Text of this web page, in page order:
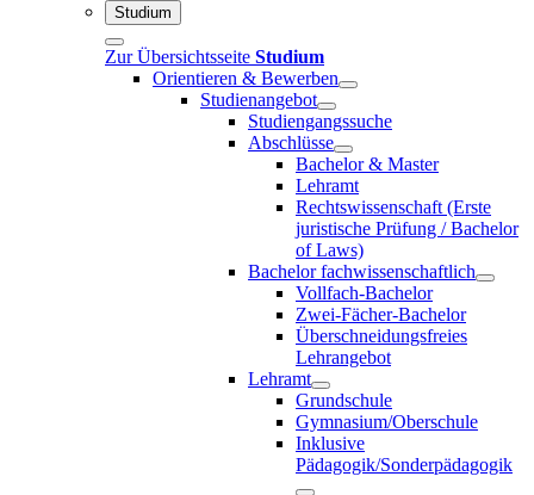
Studium
Zur Übersichtsseite Studium
Orientieren & Bewerben
Studienangebot
Studiengangssuche
Abschlüsse
Bachelor & Master
Lehramt
Rechtswissenschaft (Erste
juristische Prüfung / Bachelor
of Laws)
Bachelor fachwissenschaftlich
Vollfach-Bachelor
Zwei-Fächer-Bachelor
Überschneidungsfreies
Lehrangebot
Lehramt
Grundschule
Gymnasium/Oberschule
Inklusive
Pädagogik/Sonderpädagogik